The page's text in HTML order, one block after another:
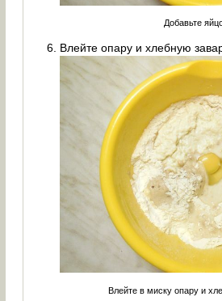
Добавьте
Влейте опару и хлебную
Влейте в миску опару и